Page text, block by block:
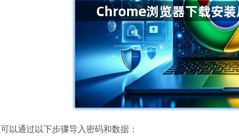
以通过以下步骤导入密码和数据：